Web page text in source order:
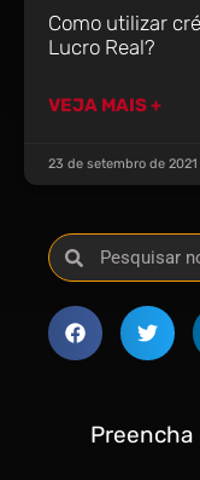
Como utilizar
Lucro Real?
VEJA MAIS +
23 de setembro de 2021